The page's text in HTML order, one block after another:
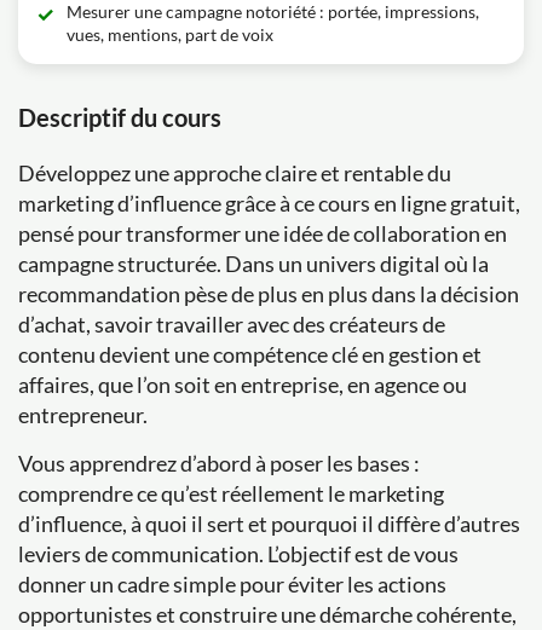
Mesurer une campagne notoriété : portée, impressions,
vues, mentions, part de voix
Descriptif du cours
Développez une approche claire et rentable du
marketing d’influence grâce à ce cours en ligne gratuit,
pensé pour transformer une idée de collaboration en
campagne structurée. Dans un univers digital où la
recommandation pèse de plus en plus dans la décision
d’achat, savoir travailler avec des créateurs de
contenu devient une compétence clé en gestion et
affaires, que l’on soit en entreprise, en agence ou
entrepreneur.
Vous apprendrez d’abord à poser les bases :
comprendre ce qu’est réellement le marketing
d’influence, à quoi il sert et pourquoi il diffère d’autres
leviers de communication. L’objectif est de vous
donner un cadre simple pour éviter les actions
opportunistes et construire une démarche cohérente,